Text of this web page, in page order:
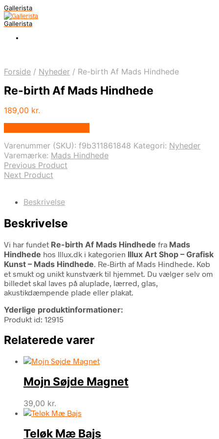
Gallerista
Gallerista
Forside / Nyheder / Re-birth Af Mads Hindhede
Re-birth Af Mads Hindhede
189,00 kr.
Varenummer (SKU): f9b311861848 Kategori: Nyheder
Varemærke: Mads Hindhede
Previous Product
Next Product
Beskrivelse
Beskrivelse
Vi har fundet Re-birth Af Mads Hindhede fra Mads
Hindhede hos Illux.dk i kategorien Illux Art Shop – Grafisk
Kunst – Mads Hindhede. Re-Birth af Mads Hindhede. Køb
et smukt og unikt kunstværk til hjemmet. Du vælger selv om
billedet skal laves på aluplade, lærred, glas,
akustikdæmpende plade eller plakat.
Yderlige produktinformationer:
Produkt id: 12915
Relaterede varer
Mojn Søjde Magnet
39,00 kr.
Teløk Mæ Bajs